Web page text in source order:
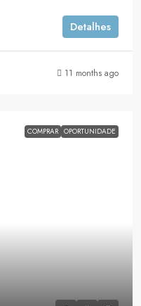
Detalhes
11 months ago
COMPRAR OPORTUNIDADE